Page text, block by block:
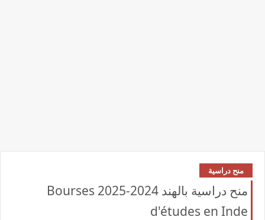
منح دراسية
منح دراسية بالهند 2024-2025 Bourses
d'études en Inde